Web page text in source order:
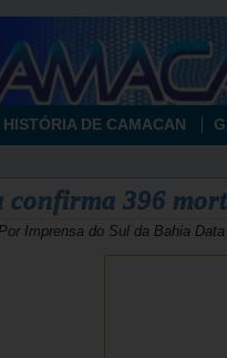
HISTÓRIA DE CAMACAN
confirma 396
Imprensa do Sul da Bahia Data